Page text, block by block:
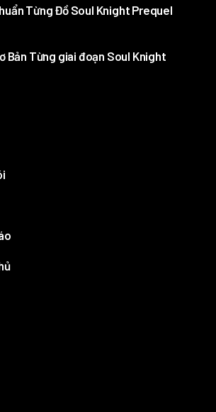
Từng Đồ Soul Knight Prequel
Bản Từng giai đoạn Soul Knight